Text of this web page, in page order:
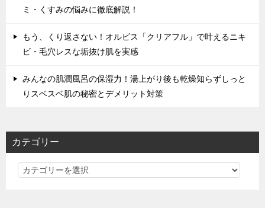
ミ・くすみの悩みに徹底解説！
もう、くり返さない！オルビス「クリアフル」で叶えるニキ
ビ・毛穴レスな垢抜け肌を実感
みんなの肌潤風呂の保湿力！湯上がり後も乾燥知らずしっと
りスベスベ肌の秘密とデメリット対策
カテゴリー
カ